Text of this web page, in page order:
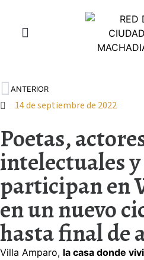
ANTERIOR
14 de septiembre de 2022
Poetas,
intelectuales
participan en
en un nuevo
hasta final de
Villa Amparo, la casa donde